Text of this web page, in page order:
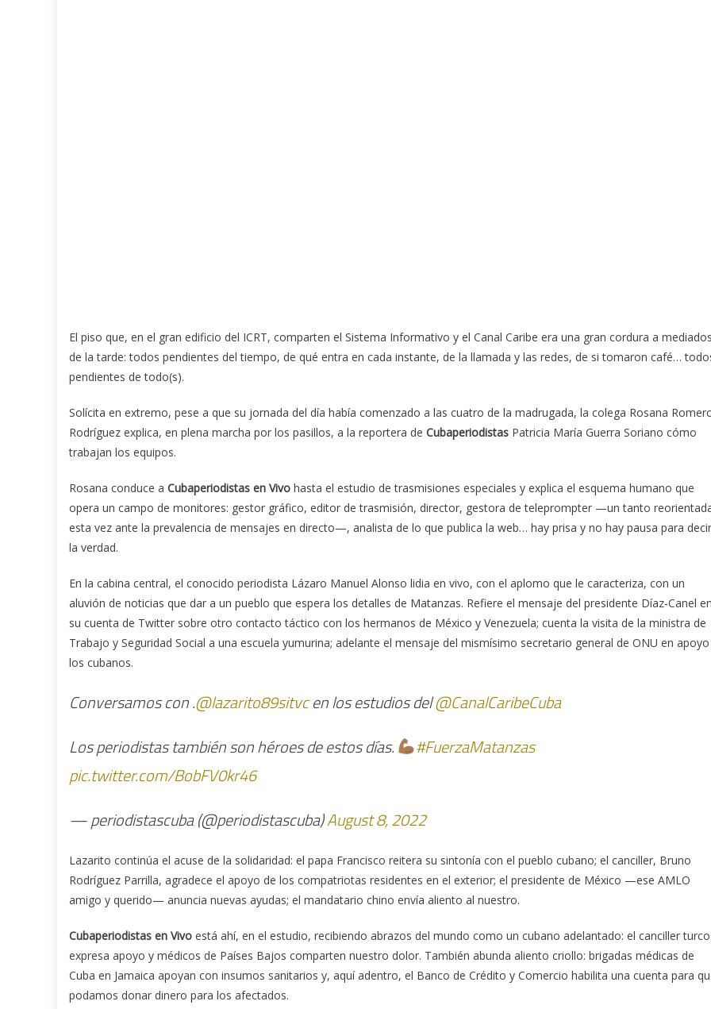
El piso que, en el gran edificio del ICRT, comparten el Sistema Informativo y el Canal Caribe era una gran cordura a
de la tarde: todos pendientes del tiempo, de qué entra en cada instante, de la llamada y las redes, de si tomaron café…
pendientes de todo(s).
Solícita en extremo, pese a que su jornada del día había comenzado a las cuatro de la madrugada, la colega Rosana
Rodríguez explica, en plena marcha por los pasillos, a la reportera de Cubaperiodistas Patricia María Guerra Soriano cómo
trabajan los equipos.
Rosana conduce a Cubaperiodistas en Vivo hasta el estudio de trasmisiones especiales y explica el esquema humano que
opera un campo de monitores: gestor gráfico, editor de trasmisión, director, gestora de teleprompter —un tanto
esta vez ante la prevalencia de mensajes en directo—, analista de lo que publica la web… hay prisa y no hay pausa para decir
la verdad.
En la cabina central, el conocido periodista Lázaro Manuel Alonso lidia en vivo, con el aplomo que le caracteriza, con un
aluvión de noticias que dar a un pueblo que espera los detalles de Matanzas. Refiere el mensaje del presidente Díaz-Canel
su cuenta de Twitter sobre otro contacto táctico con los hermanos de México y Venezuela; cuenta la visita de la ministra de
Trabajo y Seguridad Social a una escuela yumurina; adelante el mensaje del mismísimo secretario general de ONU en
los cubanos.
Conversamos con .@lazarito89sitvcen los estudios del@CanalCaribeCuba
Los periodistas también son héroes de estos días.
#FuerzaMatanzas
pic.twitter.com/BobFV0kr46
— periodistascuba (@periodistascuba)August 8, 2022
Lazarito continúa el acuse de la solidaridad: el papa Francisco reitera su sintonía con el pueblo cubano; el canciller, Bruno
Rodríguez Parrilla, agradece el apoyo de los compatriotas residentes en el exterior; el presidente de México —ese AMLO
amigo y querido— anuncia nuevas ayudas; el mandatario chino envía aliento al nuestro.
Cubaperiodistas en Vivo está ahí, en el estudio, recibiendo abrazos del mundo como un cubano adelantado: el canciller turco
expresa apoyo y médicos de Países Bajos comparten nuestro dolor. También abunda aliento criollo: brigadas médicas de
Cuba en Jamaica apoyan con insumos sanitarios y, aquí adentro, el Banco de Crédito y Comercio habilita una cuenta para
podamos donar dinero para los afectados.